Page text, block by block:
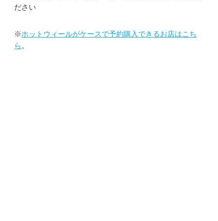
ださい
※ホットウィールがケースで予約購入できるお店はこち
ら 。